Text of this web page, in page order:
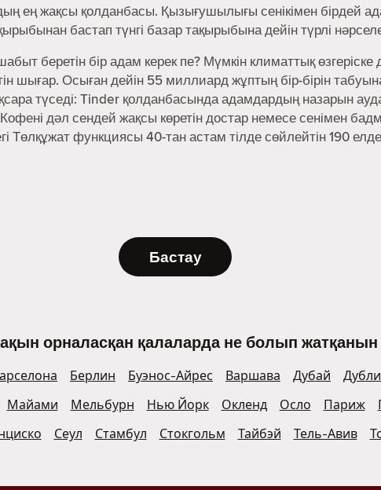
ең жақсы қолданбасы. Қызығушылығы сенікімен бірдей
бастап түнгі базар тақырыбына дейін түрлі
беретін бір адам керек пе? Мүмкін климаттық
шығар. Осыған дейін 55 миллиард жұптың бір-бірін
түседі: Tinder қолданбасында адамдардың назарын
дәл сендей жақсы көретін достар немесе сенімен
Төлқұжат функциясы 40-тан астам тілде сөйлейтін 190
Бастау
орналасқан қалаларда не болып жатқанын
Берлин Буэнос-Айрес Варшава Дубай
Майами Мельбурн Нью Йорк Окленд Осло Париж
Сеул Стамбул Стокгольм Тайбэй Тель-Авив